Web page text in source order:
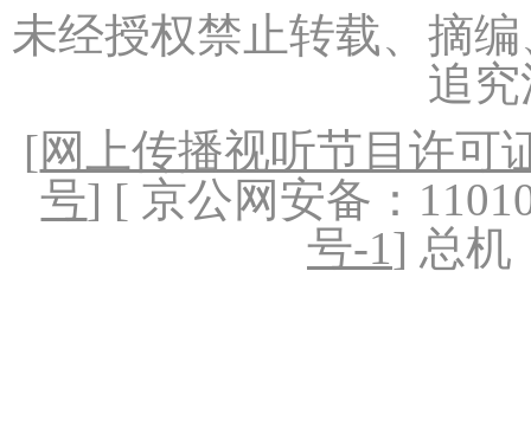
未经授权禁止转载、摘
追
[网上传播视听节目许可
号] [ 京公网安备：
号-1] 总机